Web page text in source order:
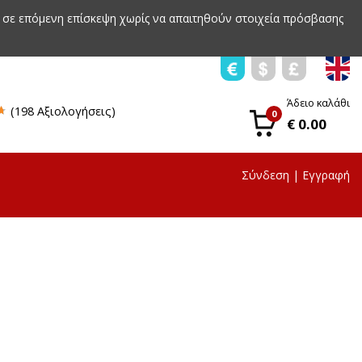
επόμενη επίσκεψη χωρίς να απαιτηθούν στοιχεία πρόσβασης
(198 Αξιολογήσεις) 0
Άδειο καλάθι
€ 0.00
Σύνδεση | Εγγραφή